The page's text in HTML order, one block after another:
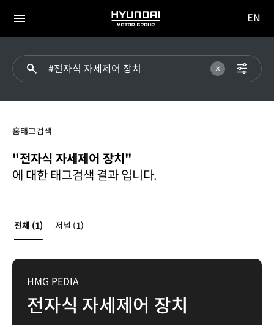
전체
HYUNDAI
MOTOR
이동
EN
장치홈태그검색
"전자식 자세제어 장치"
에 대한 태그검색 결과 입니다.
전체 (1) 저널 (1)
HMG PEDIA
전자식 자세제어 장치